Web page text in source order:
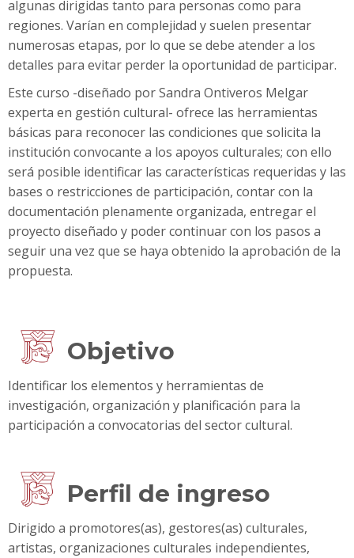
algunas dirigidas tanto para personas como para
regiones. Varían en complejidad y suelen presentar
numerosas etapas, por lo que se debe atender a los
detalles para evitar perder la oportunidad de participar.
Este curso -diseñado por Sandra Ontiveros Melgar
experta en gestión cultural- ofrece las herramientas
básicas para reconocer las condiciones que solicita la
institución convocante a los apoyos culturales; con ello
será posible identificar las características requeridas y las
bases o restricciones de participación, contar con la
documentación plenamente organizada, entregar el
proyecto diseñado y poder continuar con los pasos a
seguir una vez que se haya obtenido la aprobación de la
propuesta.
Objetivo
Identificar los elementos y herramientas de
investigación, organización y planificación para la
participación a convocatorias del sector cultural.
Perfil de ingreso
Dirigido a promotores(as), gestores(as) culturales,
artistas, organizaciones culturales independientes,